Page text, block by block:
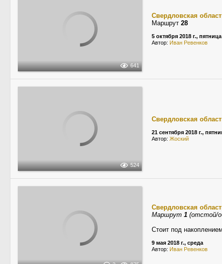
641
Свердловская
Маршрут 28
5 октября 2018 г., пятница
Автор: Иван Ревенков
524
Свердловская
21 сентября 2018 г.,
Автор: Жоский
Свердловская
Маршрут 1 (отстой/
Стоит под
9 мая 2018 г., среда
Автор: Иван Ревенков